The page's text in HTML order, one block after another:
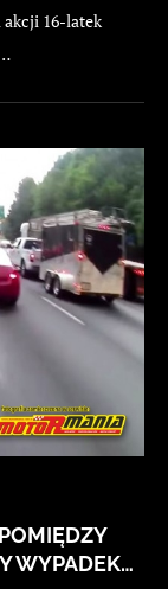
akcji 16-latek
WYPADEK…